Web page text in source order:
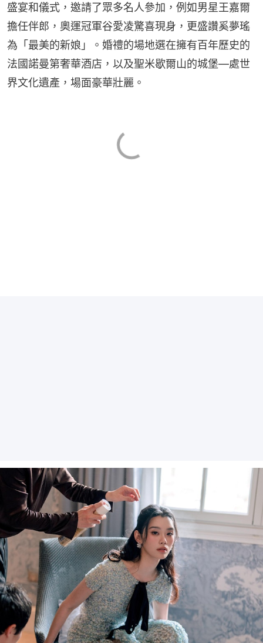
盛宴和儀式，邀請了眾多名人參加，例如男星王嘉爾
擔任伴郎，奧運冠軍谷愛凌驚喜現身，更盛讚奚夢瑤
為「最美的新娘」。婚禮的場地選在擁有百年歷史的
法國諾曼第奢華酒店，以及聖米歇爾山的城堡—處世
界文化遺產，場面豪華壯麗。